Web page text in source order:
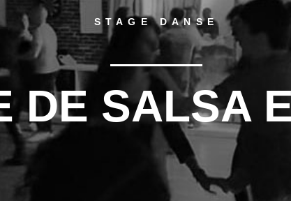
STAGE DANSE
DE SALSA